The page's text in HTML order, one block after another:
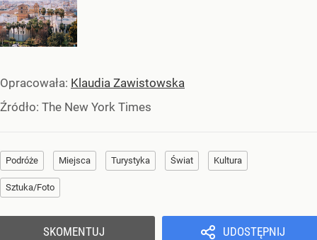
Opracowała: Klaudia Zawistowska
Źródło: The New York Times
Podróże Miejsca Turystyka Świat Kultura
Sztuka/Foto
UDOSTĘPNIJ
SKOMENTUJ